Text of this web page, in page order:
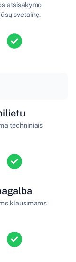
atsisakymo
svetainę.
techniniais
klausimams